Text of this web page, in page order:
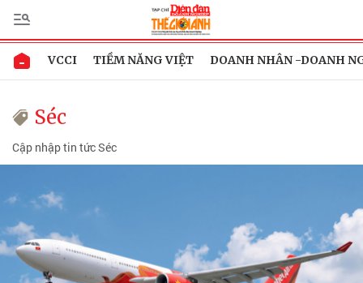
VCCI TIỀM NĂNG VIỆT DOANH NHÂN -DOANH
Séc
Cập nhập tin tức Séc